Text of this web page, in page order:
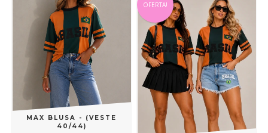
MAX BLUSA - (VESTE
40/44)
OFERTA!